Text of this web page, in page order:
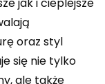
jak i cieplejsze
oraz styl
się nie tylko
ale także